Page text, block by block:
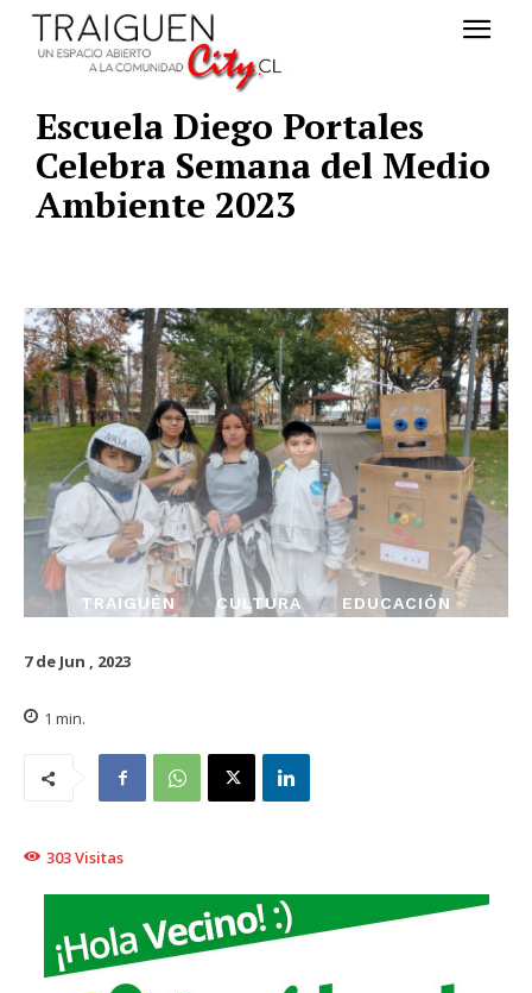
Escuela Diego Portales
Celebra Semana del Medio
Ambiente 2023
TRAIGUÉN CULTURA EDUCACIÓN
7 de Jun , 2023
1 min.
303Visitas